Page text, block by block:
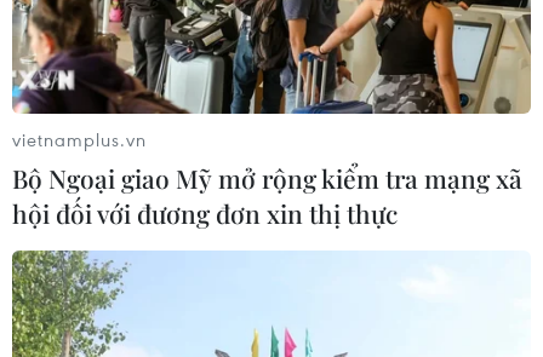
TIN CÙNG CHUYÊN MỤC
vietnamplus.vn
Bộ Ngoại giao Mỹ mở rộng kiểm tra mạng xã
hội đối với đương đơn xin thị thực